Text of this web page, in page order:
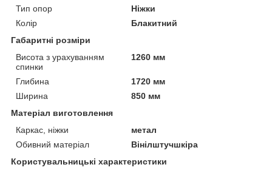
Тип опор
Ніжки
Колір
Блакитний
Габаритні розміри
Висота з урахуванням
спинки
1260 мм
Глибина
1720 мм
Ширина
850 мм
Матеріал виготовлення
Каркас, ніжки
метал
Обивний матеріал
Вінілштучшкіра
Користувальницькі характеристики